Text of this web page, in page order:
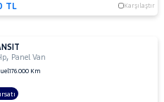
TL Karşılaştır
, Panel Van
176.000 Km